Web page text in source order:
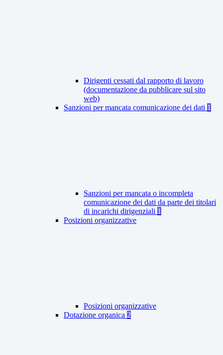
Dirigenti cessati dal rapporto di lavoro
(documentazione da pubblicare sul sito
web)
Sanzioni per mancata comunicazione dei dati 1
Sanzioni per mancata o incompleta
comunicazione dei dati da parte dei titolari
di incarichi dirigenziali 1
Posizioni organizzative
Posizioni organizzative
Dotazione organica 2